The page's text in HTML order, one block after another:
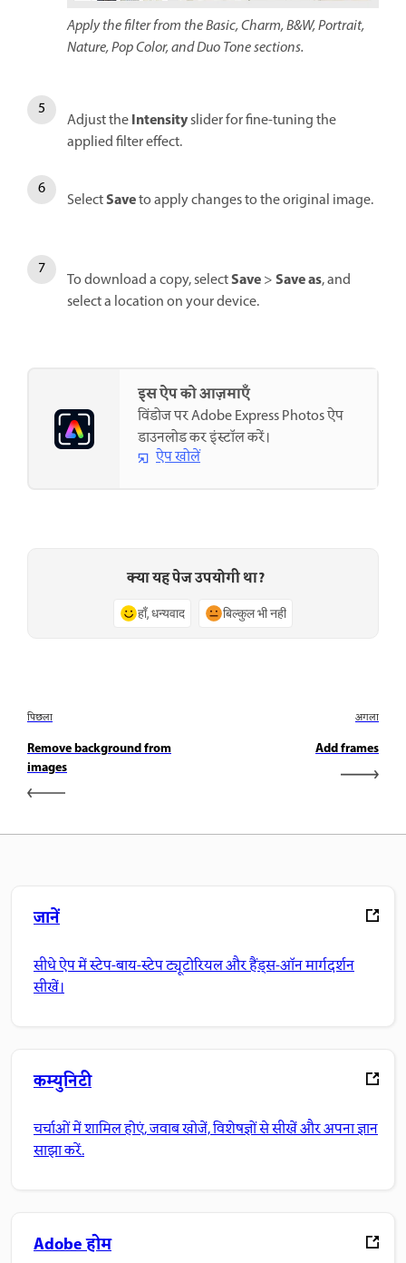
Apply the filter from the Basic, Charm, B&W, Portrait,
Nature, Pop Color, and Duo Tone sections.
Adjust theIntensityslider for fine-tuning the
applied filter effect.
SelectSaveto apply changes to the original image.
To download a copy, selectSave>Save as, and
select a location on your device.
इस ऐप को आज़माएँ
विंडोज पर Adobe Express Photos ऐप
डाउनलोड कर इंस्टॉल करें।
ऐप खोलें
क्या यह पेज उपयोगी था?
हाँ, धन्यवाद बिल्कुल भी नहीं
पिछला
Remove background from
images
अगला
Add frames
जानें
सीधे ऐप में स्टेप-बाय-स्टेप ट्यूटोरियल और हैंड्स-ऑन मार्गदर्शन
सीखें।
कम्युनिटी
चर्चाओं में शामिल होएं, जवाब खोजें, विशेषज्ञों से सीखें और अपना ज्ञान
साझा करें.
Adobe होम